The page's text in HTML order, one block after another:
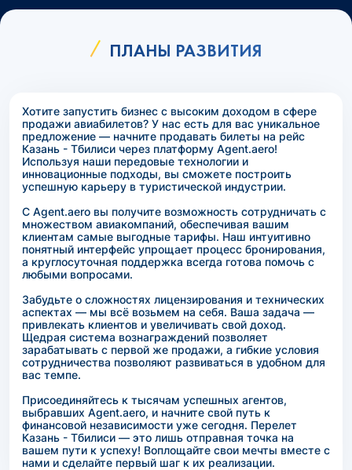
ПЛАНЫ РАЗВИТИЯ
Хотите запустить бизнес с высоким доходом в сфере
продажи авиабилетов? У нас есть для вас уникальное
предложение — начните продавать билеты на рейс
Казань - Тбилиси через платформу Agent.aero!
Используя наши передовые технологии и
инновационные подходы, вы сможете построить
успешную карьеру в туристической индустрии.
С Agent.aero вы получите возможность сотрудничать с
множеством авиакомпаний, обеспечивая вашим
клиентам самые выгодные тарифы. Наш интуитивно
понятный интерфейс упрощает процесс бронирования,
а круглосуточная поддержка всегда готова помочь с
любыми вопросами.
Забудьте о сложностях лицензирования и технических
аспектах — мы всё возьмем на себя. Ваша задача —
привлекать клиентов и увеличивать свой доход.
Щедрая система вознаграждений позволяет
зарабатывать с первой же продажи, а гибкие условия
сотрудничества позволяют развиваться в удобном для
вас темпе.
Присоединяйтесь к тысячам успешных агентов,
выбравших Agent.aero, и начните свой путь к
финансовой независимости уже сегодня. Перелет
Казань - Тбилиси — это лишь отправная точка на
вашем пути к успеху! Воплощайте свои мечты вместе с
нами и сделайте первый шаг к их реализации.